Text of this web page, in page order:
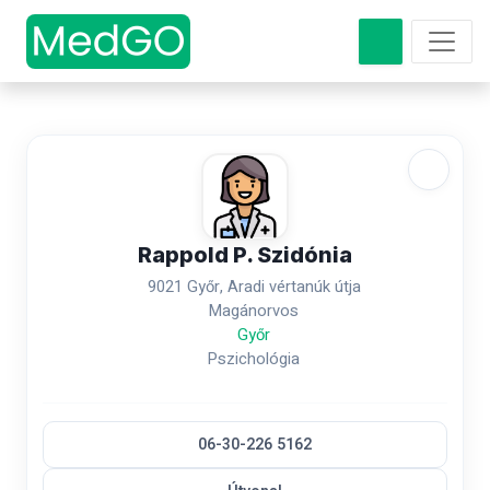
Rappold P. Szidónia
9021 Győr, Aradi vértanúk útja
Magánorvos
Győr
Pszichológia
06-30-226 5162